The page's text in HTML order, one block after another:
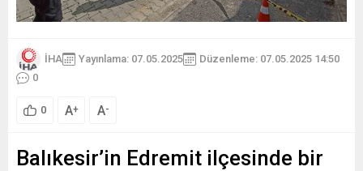
İHA Yayınlama: 07.05.2025
Düzenleme: 07.05.2025 14:50
0
0 A+ A-
Balıkesir’in Edremit ilçesinde bir